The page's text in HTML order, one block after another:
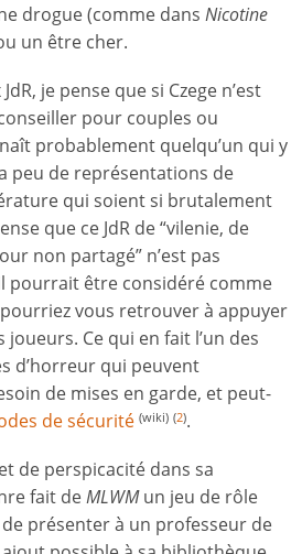
drogue (comme dans Nicotine
un être cher.
je pense que si Czege n’est
pour couples ou
probablement quelqu’un qui y
peu de représentations de
qui soient si brutalement
que ce JdR de “vilenie, de
non partagé” n’est pas
pourrait être considéré comme
vous retrouver à appuyer
joueurs. Ce qui en fait l’un des
d’horreur qui peuvent
de mises en garde, et peut-
de sécurité (wiki) (2).
de perspicacité dans sa
fait deMLWMun jeu de rôle
présenter à un professeur de